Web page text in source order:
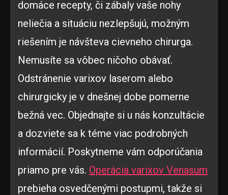
domáce recepty, či zábaly vaše nohy
neliečia a situáciu nezlepšujú, možným
riešením je návšteva cievneho chirurga.
Nemusíte sa vôbec ničoho obávať.
Odstránenie varixov laserom alebo
chirurgicky je v dnešnej dobe pomerne
bežná vec. Objednajte si u nás konzultácie
a dozviete sa k téme viac podrobných
informácií. Poskytneme vám odporúčania
priamo pre vás. Operácia varixov Venasum
prebieha osvedčenými postupmi, takže si